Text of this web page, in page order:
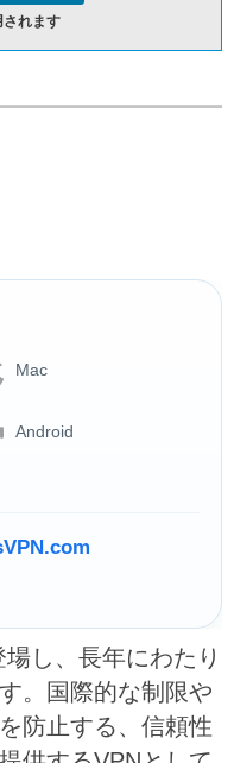
されます
Mac
Android
し、長年にわたり
。国際的な制限や
防止する、信頼性